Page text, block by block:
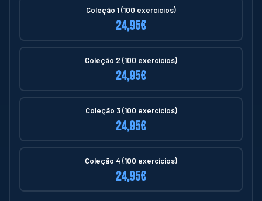
Coleção 1 (100 exercícios)
24,95€
Coleção 2 (100 exercícios)
24,95€
Coleção 3 (100 exercícios)
24,95€
Coleção 4 (100 exercícios)
24,95€